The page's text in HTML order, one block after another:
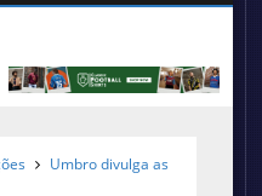
Umbro divulga as